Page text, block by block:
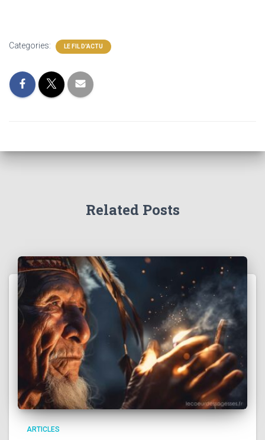
Categories: LE FIL D'ACTU
Related Posts
ARTICLES